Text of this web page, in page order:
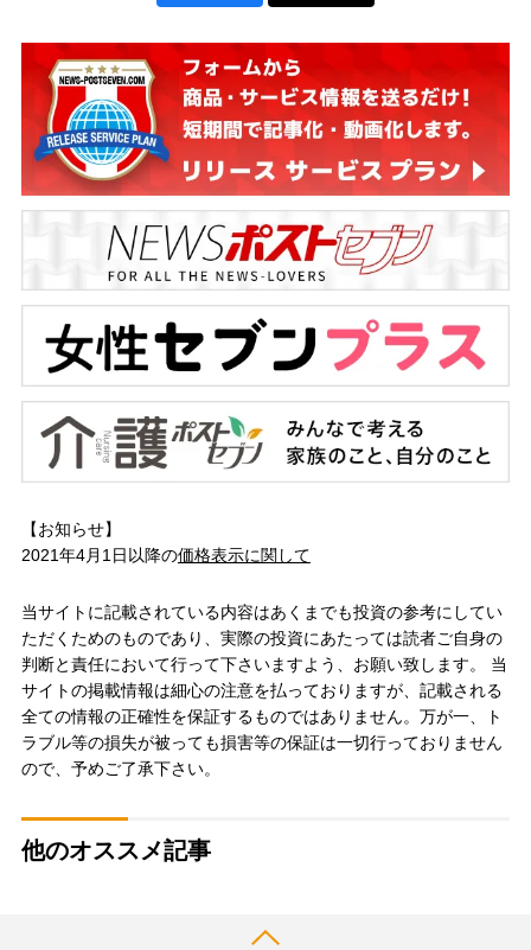
【お知らせ】
2021年4月1日以降の価格表示に関して
当サイトに記載されている内容はあくまでも投資の参考にしてい
ただくためのものであり、実際の投資にあたっては読者ご自身の
判断と責任において行って下さいますよう、お願い致します。 当
サイトの掲載情報は細心の注意を払っておりますが、記載される
全ての情報の正確性を保証するものではありません。万が一、ト
ラブル等の損失が被っても損害等の保証は一切行っておりません
ので、予めご了承下さい。
他のオススメ記事